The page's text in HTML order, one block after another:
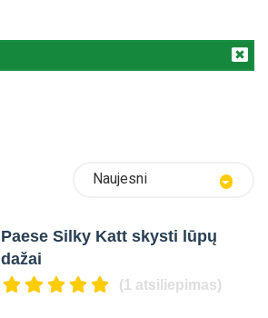
Naujesni
Paese Silky Katt skysti lūpų
dažai
(1 atsiliepimas)